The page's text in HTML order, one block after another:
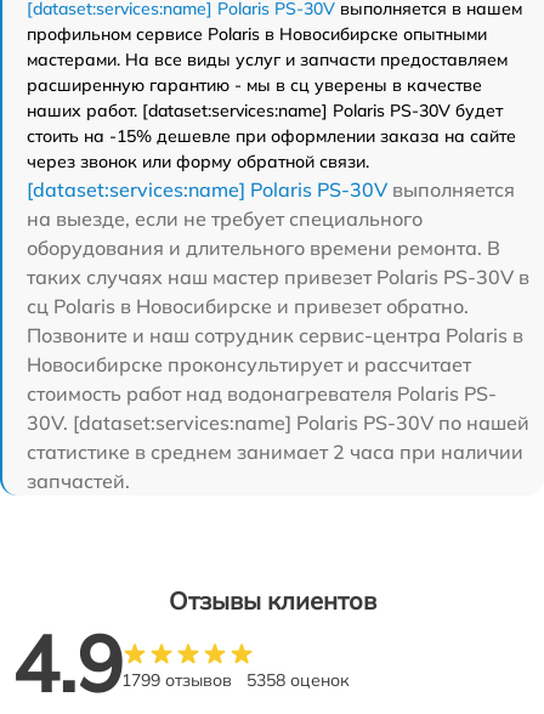
[dataset:services:name] Polaris PS-30V выполняется в нашем
профильном сервисе Polaris в Новосибирске опытными
мастерами. На все виды услуг и запчасти предоставляем
расширенную гарантию - мы в сц уверены в качестве
наших работ. [dataset:services:name] Polaris PS-30V будет
стоить на -15% дешевле при оформлении заказа на сайте
через звонок или форму обратной связи.
[dataset:services:name] Polaris PS-30V выполняется
на выезде, если не требует специального
оборудования и длительного времени ремонта. В
таких случаях наш мастер привезет Polaris PS-30V в
сц Polaris в Новосибирске и привезет обратно.
Позвоните и наш сотрудник сервис-центра Polaris в
Новосибирске проконсультирует и рассчитает
стоимость работ над водонагревателя Polaris PS-
30V. [dataset:services:name] Polaris PS-30V по нашей
статистике в среднем занимает 2 часа при наличии
запчастей.
Отзывы клиентов
4.91799 отзывов 5358 оценок